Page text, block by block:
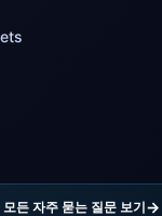
모든 자주 묻는 질문 보기